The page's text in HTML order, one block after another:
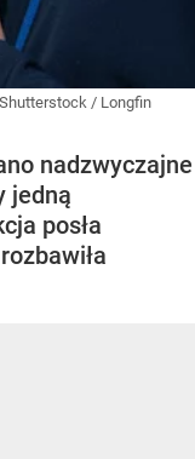
Shutterstock / Longfin
nadzwyczajne
jedną
posła